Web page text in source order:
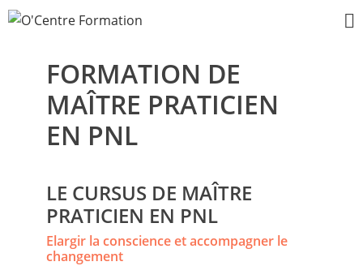
FORMATION DE
MAÎTRE PRATICIEN
EN PNL
LE CURSUS DE MAÎTRE
PRATICIEN EN PNL
Elargir la conscience et accompagner le
changement